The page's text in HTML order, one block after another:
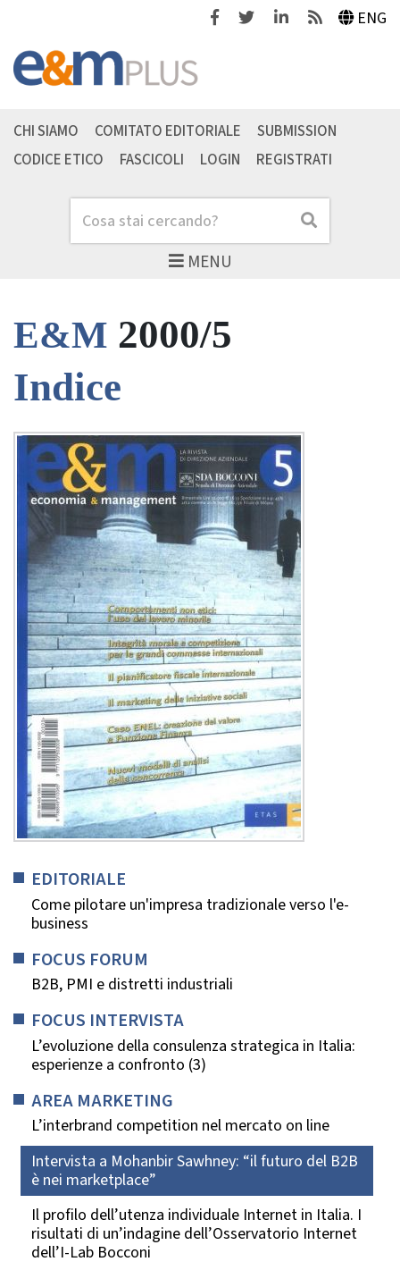
FacebookTwitterLinkedinFeeds ENG
MENU
Cerca Cerca
CHI SIAMO COMITATO EDITORIALE
SUBMISSION
CODICE ETICO
FASCICOLI LOGIN REGISTRATI
E&M 2000/5
Indice
EDITORIALE
Come pilotare un'impresa tradizionale verso l'e-
business
FOCUS FORUM
B2B, PMI e distretti industriali
FOCUS INTERVISTA
L’evoluzione della consulenza strategica in Italia:
esperienze a confronto (3)
AREA MARKETING
L’interbrand competition nel mercato on line
Intervista a Mohanbir Sawhney: “il futuro del B2B
è nei marketplace”
Il profilo dell’utenza individuale Internet in Italia. I
risultati di un’indagine dell’Osservatorio Internet
dell’I-Lab Bocconi